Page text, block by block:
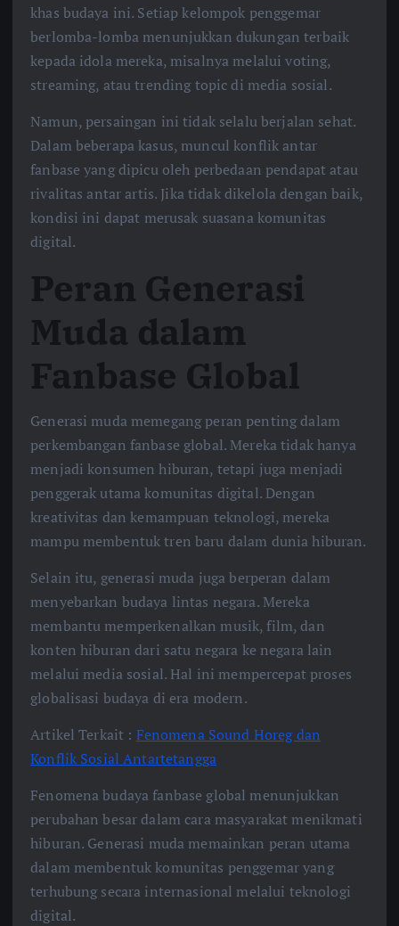
khas budaya ini. Setiap kelompok penggemar
berlomba-lomba menunjukkan dukungan terbaik
kepada idola mereka, misalnya melalui voting,
streaming, atau trending topic di media sosial.
Namun, persaingan ini tidak selalu berjalan sehat.
Dalam beberapa kasus, muncul konflik antar
fanbase yang dipicu oleh perbedaan pendapat atau
rivalitas antar artis. Jika tidak dikelola dengan baik,
kondisi ini dapat merusak suasana komunitas
digital.
Peran Generasi
Muda dalam
Fanbase Global
Generasi muda memegang peran penting dalam
perkembangan fanbase global. Mereka tidak hanya
menjadi konsumen hiburan, tetapi juga menjadi
penggerak utama komunitas digital. Dengan
kreativitas dan kemampuan teknologi, mereka
mampu membentuk tren baru dalam dunia hiburan.
Selain itu, generasi muda juga berperan dalam
menyebarkan budaya lintas negara. Mereka
membantu memperkenalkan musik, film, dan
konten hiburan dari satu negara ke negara lain
melalui media sosial. Hal ini mempercepat proses
globalisasi budaya di era modern.
Artikel Terkait : Fenomena Sound Horeg dan
Konflik Sosial Antartetangga
Fenomena budaya fanbase global menunjukkan
perubahan besar dalam cara masyarakat menikmati
hiburan. Generasi muda memainkan peran utama
dalam membentuk komunitas penggemar yang
terhubung secara internasional melalui teknologi
digital.